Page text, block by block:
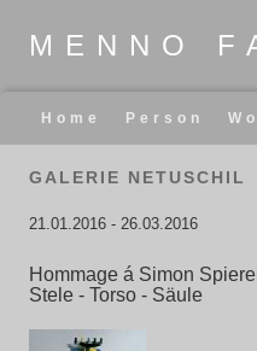
MENNO
Skip
navigation
Home Person
GALERIE NETUSCHIL
21.01.2016 - 26.03.2016
Hommage á Simon
Stele - Torso - Säule